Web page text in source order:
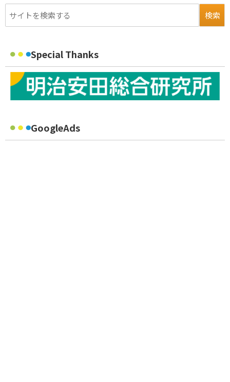
Special Thanks
GoogleAds